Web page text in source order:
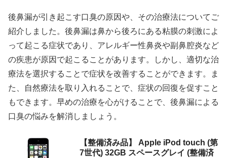
後鼻漏が引き起こす口臭の原因や、その治療法についてご
紹介しました。後鼻漏は鼻から後ろにある粘膜の刺激によ
って起こる症状であり、アレルギー性鼻炎や副鼻腔炎など
の疾患が原因で起こることがあります。しかし、適切な治
療法を選択することで症状を改善することができます。ま
た、自然療法を取り入れることで、症状の回復を促すこと
もできます。早めの治療を心がけることで、後鼻漏による
口臭の悩みを解消しましょう。
【整備済み品】 Apple iPod touch (第
7世代) 32GB スペースグレイ (整備済